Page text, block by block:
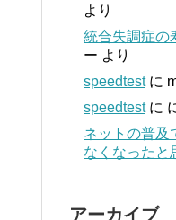
より
統合失調症の
ー より
speedtestに
speedtestに
ネットの普及
なくなったと
アーカイブ